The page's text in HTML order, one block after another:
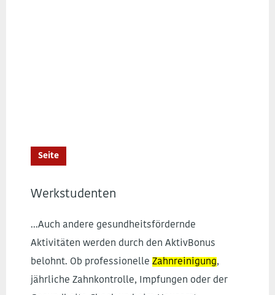
Seite
Werkstudenten
...Auch andere gesundheitsfördernde
Aktivitäten werden durch den AktivBonus
belohnt. Ob professionelle Zahnreinigung,
jährliche Zahnkontrolle, Impfungen oder der